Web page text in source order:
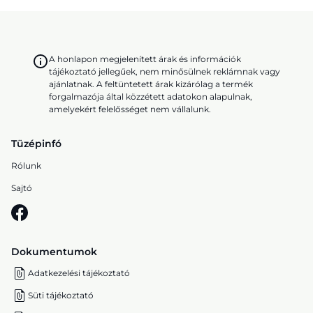
A honlapon megjelenített árak és információk
tájékoztató jellegűek, nem minősülnek reklámnak vagy
ajánlatnak. A feltüntetett árak kizárólag a termék
forgalmazója által közzétett adatokon alapulnak,
amelyekért felelősséget nem vállalunk.
Tüzépinfó
Rólunk
Sajtó
Dokumentumok
Adatkezelési tájékoztató
Süti tájékoztató